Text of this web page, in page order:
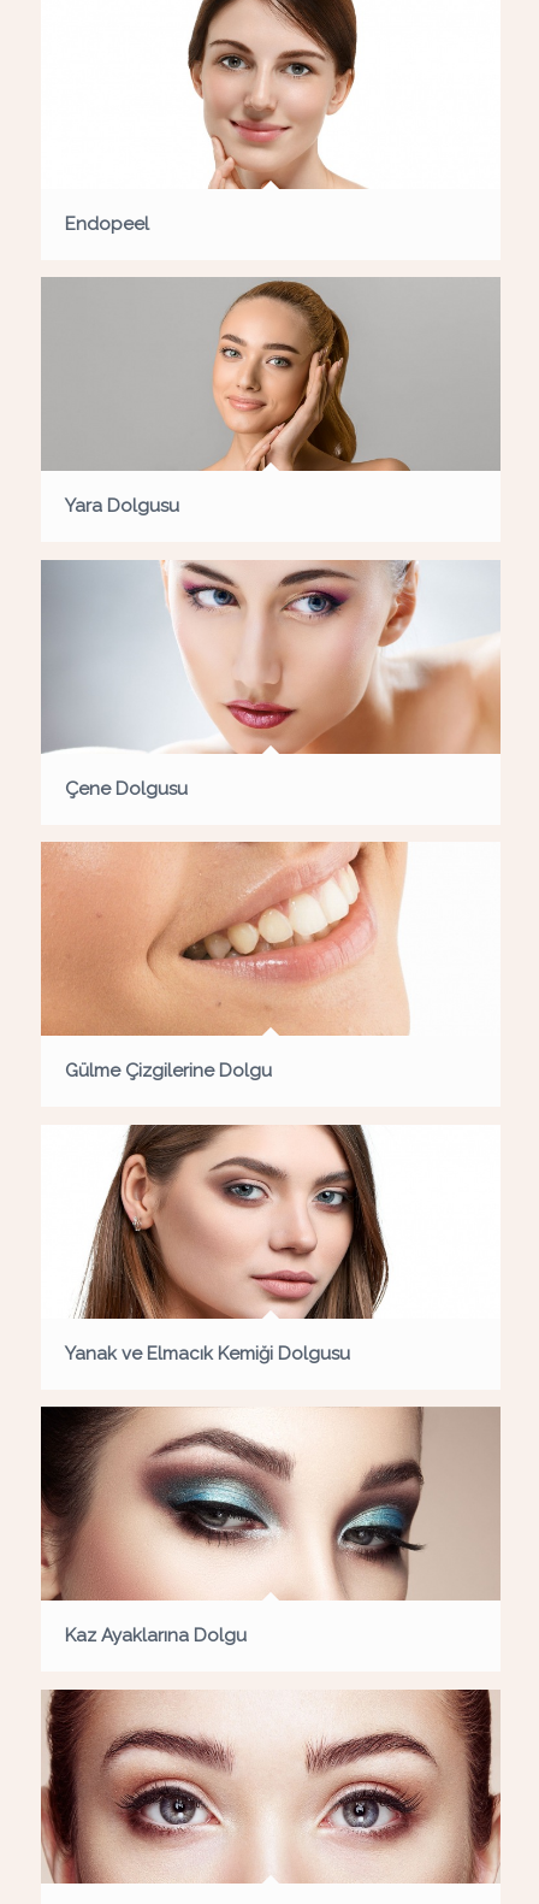
Endopeel
Yara Dolgusu
Çene Dolgusu
Gülme Çizgilerine Dolgu
Yanak ve Elmacık Kemiği Dolgusu
Kaz Ayaklarına Dolgu